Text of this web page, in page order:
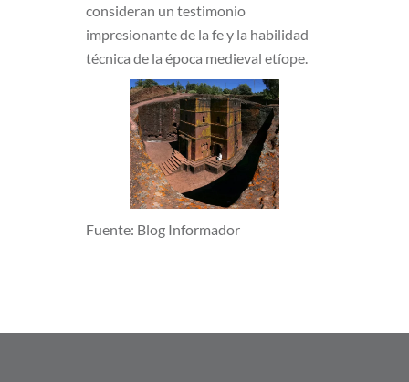
consideran un testimonio
impresionante de la fe y la habilidad
técnica de la época medieval etíope.
Fuente: Blog Informador